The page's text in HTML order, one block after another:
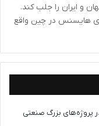
و ایران را جلب کند.
هایسنس در چین واقع